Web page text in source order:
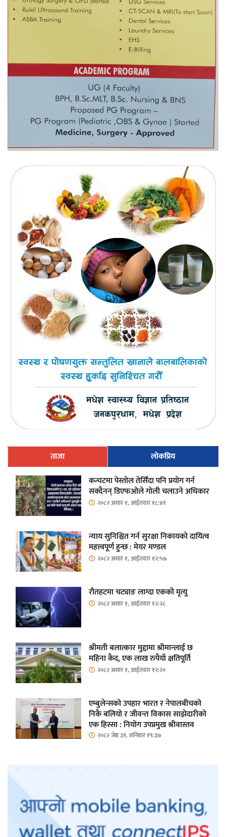
ताजा
लोकप्रिय
कन्चटमा पेस्तोल तेर्सिँदा पनि प्रयोग गर्न
सक्दैनन् डिएफओले गोली चलाउने अधिकार
२०८२ असार १, आईतवार १८:४१
न्याय सुनिश्चित गर्न सुरक्षा निकायको दायित्व
महत्त्वपूर्ण हुन्छ : मेयर मण्डल
२०८२ असार १, आईतवार १२:५७
रौतहटमा चट्याङ लाग्दा एककोे मृत्यु
२०८२ असार १, आईतवार १२:२८
श्रीमती बलात्कार मुद्दामा श्रीमान्लाई छ
महिना कैद, एक लाख रुपैयाँ क्षतिपूर्ति
२०८२ असार १, आईतवार १२:२०
एम्बुलेन्सको उपहार भारत र नेपालबीचको
निकै बलियो र जीवन्त विकास साझेदारीको
एक हिस्सा : नियोग उपप्रमुख श्रीवास्तव
२०८२ जेष्ठ ३१, शनिबार १९:३७